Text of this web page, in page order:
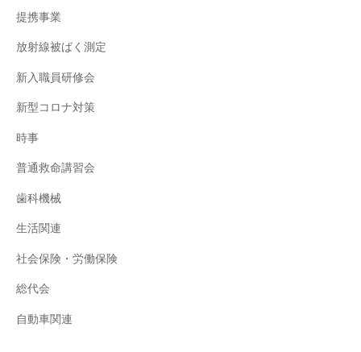
提携事業
放射線被ばく測定
新入職員研修会
新型コロナ対策
時事
普通救命講習会
歯科機械
生活関連
社会保険・労働保険
総代会
自動車関連